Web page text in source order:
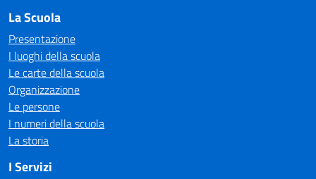
La Scuola
Presentazione
I luoghi della scuola
Le carte della scuola
Organizzazione
Le persone
I numeri della scuola
La storia
I Servizi